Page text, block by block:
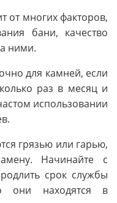
от многих факторов,
бани, качество
ними.
для камней, если
раз в месяц и
использовании
грязью или гарью,
Начинайте с
срок службы
они находятся в